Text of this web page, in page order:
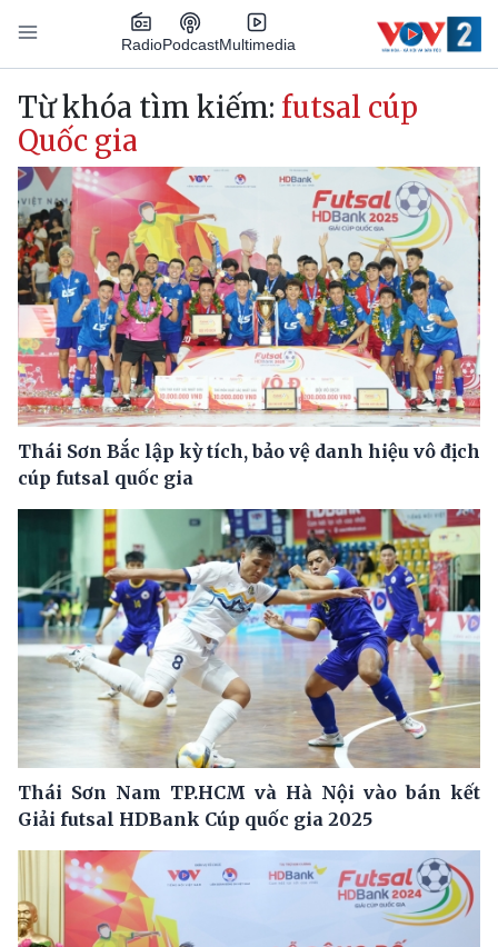
Nhảy đến nội dung
RadioPodcastMultimedia
Main navigation
Từ khóa tìm kiếm: futsal cúp
Quốc gia
Thái Sơn Bắc lập kỳ tích, bảo vệ danh hiệu vô địch
cúp futsal quốc gia
Thái Sơn Nam TP.HCM và Hà Nội vào bán kết
Giải futsal HDBank Cúp quốc gia 2025